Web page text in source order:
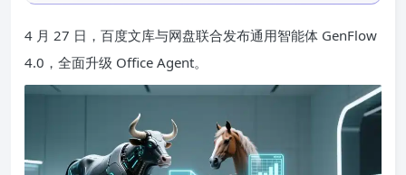
4 月 27 日，百度文库与网盘联合发布通用智能体 GenFlow
4.0，全面升级 Office Agent。